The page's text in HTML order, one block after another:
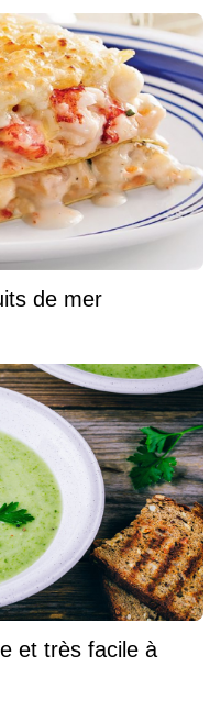
de mer
et très facile à